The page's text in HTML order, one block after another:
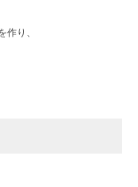
作り、